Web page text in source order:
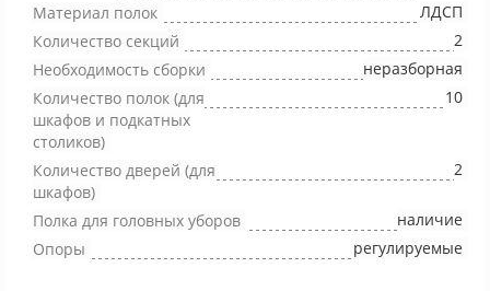
Материал полок
ЛДСП
Количество секций
2
Необходимость сборки
неразборная
Количество полок (для
шкафов и подкатных
столиков)
10
Количество дверей (для
шкафов)
2
Полка для головных уборов
наличие
Опоры
регулируемые